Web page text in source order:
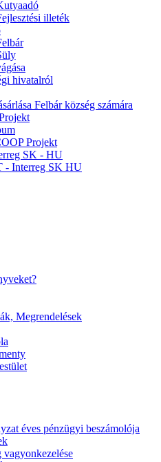
illeték
hivatalról
Felbár község számára
Projekt
SK - HU
- Interreg SK HU
Megrendelések
éves pénzügyi beszámolója
vagyonkezelése